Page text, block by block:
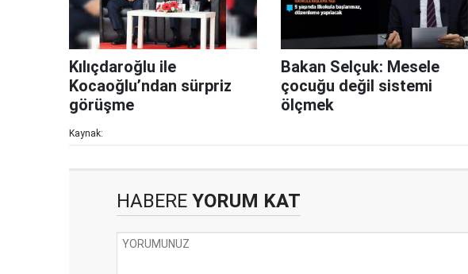
Kılıçdaroğlu ile
Kocaoğlu’ndan sürpriz
görüşme
Bakan Selçuk: Mesele
çocuğu değil sistemi
ölçmek
Kaynak:
HABERE YORUM KAT